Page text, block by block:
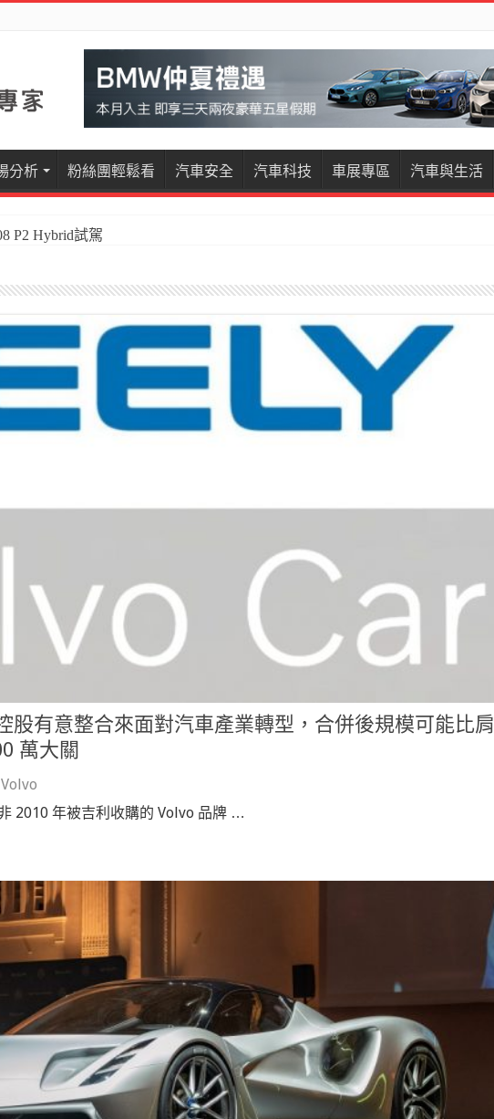
分析 粉絲團輕鬆看 汽車安全 汽車科技 車展專區 汽車與生活
P2 Hybrid試駕
股有意整合來面對汽車產業轉型，合併後規模可能比肩
萬大關
Volvo
2010 年被吉利收購的 Volvo 品牌 …